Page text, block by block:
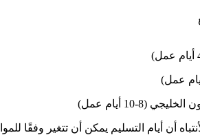
(8-10 أيام عمل)
أن أيام التسليم يمكن أن تتغير وفقًا